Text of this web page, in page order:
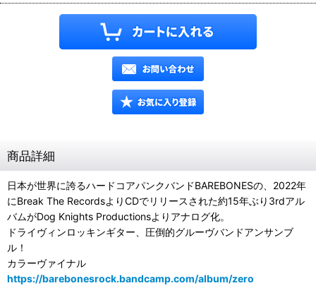
商品詳細
日本が世界に誇るハードコアパンクバンドBAREBONESの、2022年
にBreak The RecordsよりCDでリリースされた約15年ぶり3rdアル
バムがDog Knights Productionsよりアナログ化。
ドライヴィンロッキンギター、圧倒的グルーヴバンドアンサンブ
ル！
カラーヴァイナル
https://barebonesrock.bandcamp.com/album/zero